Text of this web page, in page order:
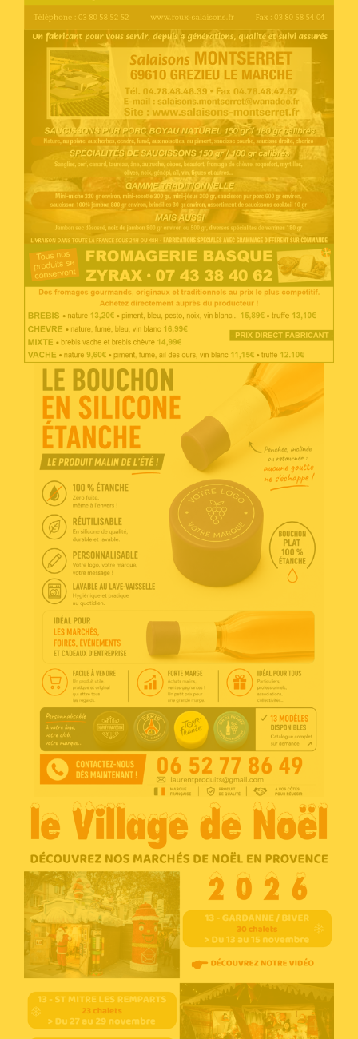
Voir l'annonce
Accéder au site
Voir l'annonce
Voir l'annonce